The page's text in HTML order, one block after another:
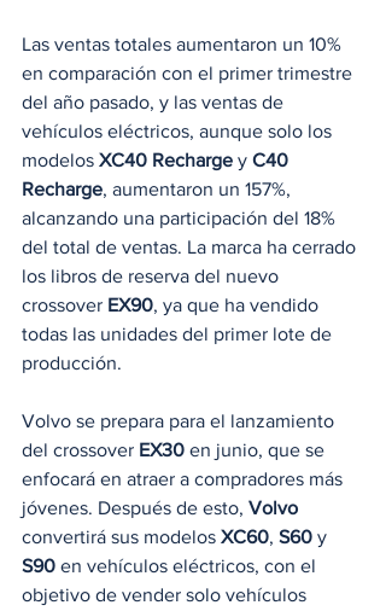
Las ventas totales aumentaron un 10%
en comparación con el primer trimestre
del año pasado, y las ventas de
vehículos eléctricos, aunque solo los
modelos XC40 Recharge y C40
Recharge, aumentaron un 157%,
alcanzando una participación del 18%
del total de ventas. La marca ha cerrado
los libros de reserva del nuevo
crossover EX90, ya que ha vendido
todas las unidades del primer lote de
producción.
Volvo se prepara para el lanzamiento
del crossover EX30 en junio, que se
enfocará en atraer a compradores más
jóvenes. Después de esto, Volvo
convertirá sus modelos XC60, S60 y
S90 en vehículos eléctricos, con el
objetivo de vender solo vehículos